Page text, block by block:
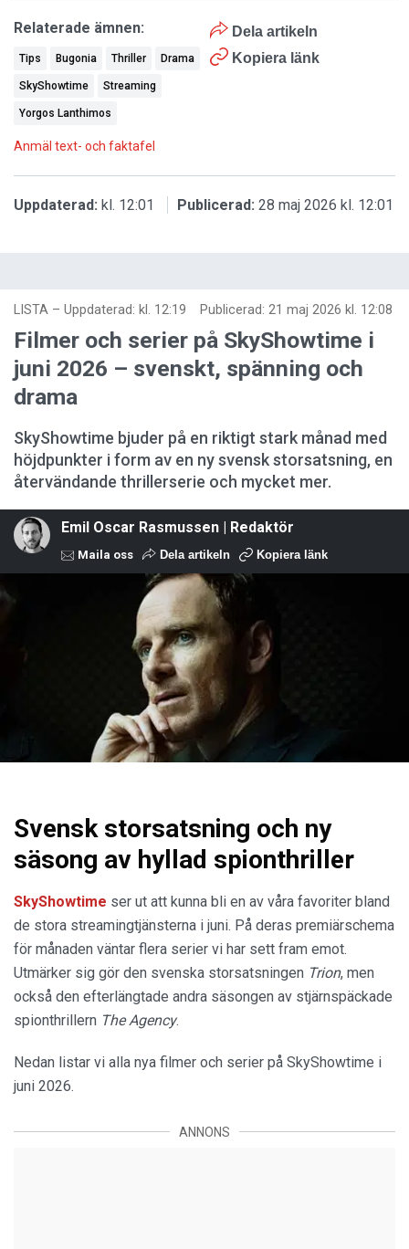
Dela artikeln
Kopiera länk
Relaterade ämnen:
Tips Bugonia Thriller Drama
SkyShowtime Streaming
Yorgos Lanthimos
Anmäl text- och faktafel
Uppdaterad: kl. 12:01 Publicerad: 28 maj 2026 kl. 12:01
LISTA – Uppdaterad: kl. 12:19 Publicerad: 21 maj 2026 kl. 12:08
Filmer och serier på SkyShowtime i
juni 2026 – svenskt, spänning och
drama
SkyShowtime bjuder på en riktigt stark månad med
höjdpunkter i form av en ny svensk storsatsning, en
återvändande thrillerserie och mycket mer.
Emil Oscar Rasmussen | Redaktör
Maila oss Dela artikeln Kopiera länk
Svensk storsatsning och ny
säsong av hyllad spionthriller
SkyShowtime ser ut att kunna bli en av våra favoriter bland
de stora streamingtjänsterna i juni. På deras premiärschema
för månaden väntar flera serier vi har sett fram emot.
Utmärker sig gör den svenska storsatsningen Trion, men
också den efterlängtade andra säsongen av stjärnspäckade
spionthrillern The Agency.
Nedan listar vi alla nya filmer och serier på SkyShowtime i
juni 2026.
ANNONS